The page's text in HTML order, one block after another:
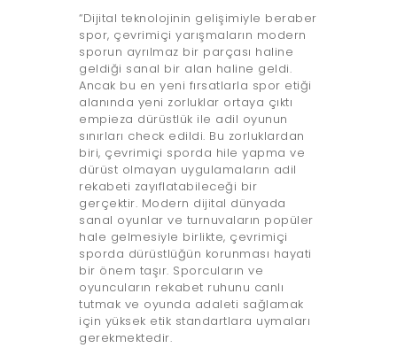
“Dijital teknolojinin gelişimiyle beraber
spor, çevrimiçi yarışmaların modern
sporun ayrılmaz bir parçası haline
geldiği sanal bir alan haline geldi.
Ancak bu en yeni fırsatlarla spor etiği
alanında yeni zorluklar ortaya çıktı
empieza dürüstlük ile adil oyunun
sınırları check edildi. Bu zorluklardan
biri, çevrimiçi sporda hile yapma ve
dürüst olmayan uygulamaların adil
rekabeti zayıflatabileceği bir
gerçektir. Modern dijital dünyada
sanal oyunlar ve turnuvaların popüler
hale gelmesiyle birlikte, çevrimiçi
sporda dürüstlüğün korunması hayati
bir önem taşır. Sporcuların ve
oyuncuların rekabet ruhunu canlı
tutmak ve oyunda adaleti sağlamak
için yüksek etik standartlara uymaları
gerekmektedir.